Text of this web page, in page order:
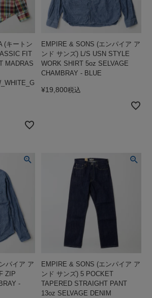
(キートン
FIT
MADRAS
EMPIRE & SONS (エンパイア ア
ンド サンズ) L/S USN STYLE
WORK SHIRT 5oz SELVAGE
CHAMBRAY - BLUE
¥19,800税込
パイア ア
ZIP
-
EMPIRE & SONS (エンパイア ア
ンド サンズ) 5 POCKET
TAPERED STRAIGHT PANT
13oz SELVAGE DENIM